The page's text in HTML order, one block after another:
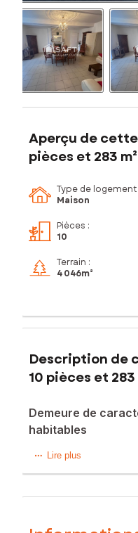
Aperçu de cette
pièces et 283 m²
Type de logement
Maison
Pièces :
10
Terrain :
4 046m²
Description de
10 pièces et 283
Demeure de
habitables
Élégance, histoire et
regards, cette
d’antan, allié au confort
Lire plus